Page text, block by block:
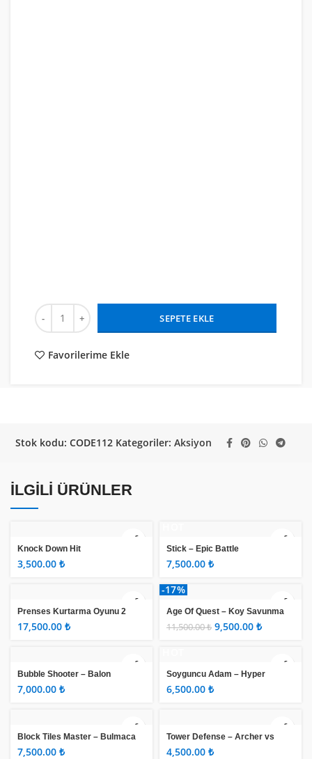
SEPETE EKLE
Favorilerime Ekle
Stok kodu: CODE112 Kategoriler: Aksiyon
İLGILI ÜRÜNLER
Knock Down Hit
₺
Stick – Epic Battle
₺
Prenses Kurtarma Oyunu 2
₺
-17%
Age Of Quest – Koy Savunma
11,500.00₺ 9,500.00 ₺
Bubble Shooter – Balon
Patlatma
₺
Soyguncu Adam – Hyper
Casual Game
₺
Block Tiles Master – Bulmaca
Oyunu
₺
Tower Defense – Archer vs
Mutants
₺